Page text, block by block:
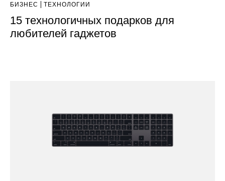
БИЗНЕС ТЕХНОЛОГИИ
15 технологичных подарков для
любителей гаджетов